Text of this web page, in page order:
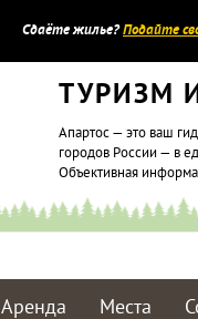
Сдаёте жилье?Подайте
ТУРИЗМ
Апартос — это ваш
городов России — в
Объективная
Аренда Места